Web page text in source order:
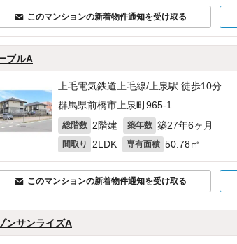
このマンションの新着物件通知を受け取る
ブルA
上毛電気鉄道上毛線/上泉駅 徒歩10分
群馬県前橋市上泉町965‐1
総階数 2階建 築年数 築27年6ヶ月
間取り 2LDK 専有面積 50.78㎡
このマンションの新着物件通知を受け取る
ンサンライズA